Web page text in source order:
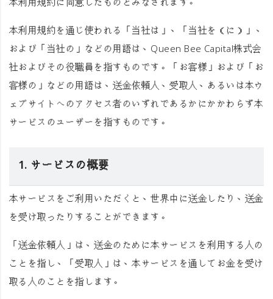
本利用規約を通じ使われる 「当社は」 、 「当社を（に）」 、
および 「当社の」 などの用語は、Queen Bee Capital株式会
社およびその役職員を指すものです。 「お客様」 および 「お
客様の」 などの用語は、送金依頼人、受取人、あるいは本ウ
ェブサイトへのアクセス者のいずれであるかにかかわらず本
サービスのユーザーを指すものです。
1. サービスの概要
本サービスをご利用いただくと、世界中に送金したり、送金
を受け取ったりすることができます。
「送金依頼人」 は、送金のために本サービスを利用する人の
ことを指し、 「受取人」 は、本サービスを通してお金を受け
取る人のことを指します。